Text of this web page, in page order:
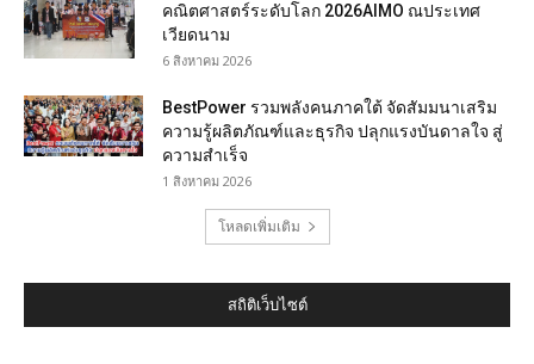
คณิตศาสตร์ระดับโลก 2026AIMO ณประเทศ
เวียดนาม
6 สิงหาคม 2026
BestPower รวมพลังคนภาคใต้ จัดสัมมนาเสริม
ความรู้ผลิตภัณฑ์และธุรกิจ ปลุกแรงบันดาลใจ สู่
ความสำเร็จ
1 สิงหาคม 2026
โหลดเพิ่มเติม
สถิติเว็บไซต์